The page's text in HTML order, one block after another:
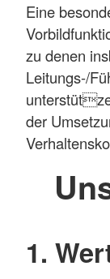
Eine
zu denen
Leitungs-/
der
1.